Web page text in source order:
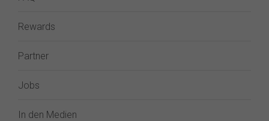
Rewards
Partner
Jobs
In den Medien